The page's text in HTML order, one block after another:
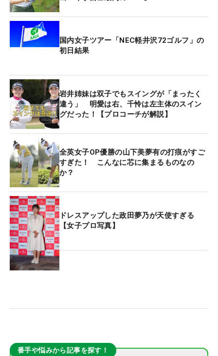
国内女子ツアー「NEC軽井沢72ゴルフ」の
初日結果
岩井姉妹は双子でもスイングが「まったく
違う」 明愛は右、千怜は左主体のスイン
グだった！【プロコーチが解説】
全英女子OP優勝の山下美夢有の打痕がすご
すぎた！ こんなに芯に集まるものなの
か？
ドレスアップした政田夢乃が天使すぎる
【女子プロ写真】
番手や悩みから記事を探す！